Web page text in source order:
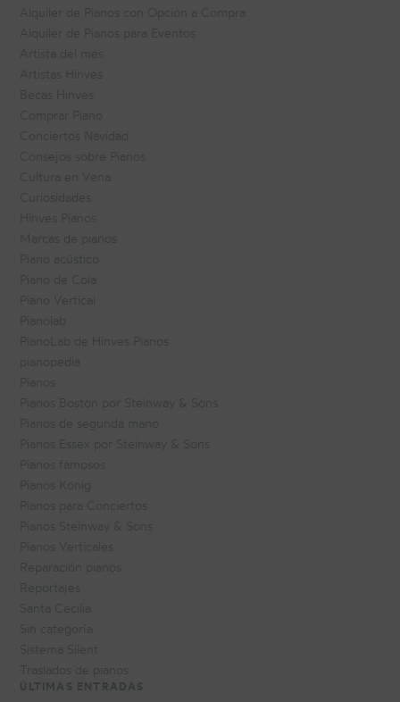
Alquiler de Pianos con Opción a Compra
Alquiler de Pianos para Eventos
Artista del mes
Artistas Hinves
Becas Hinves
Comprar Piano
Conciertos Navidad
Consejos sobre Pianos
Cultura en Vena
Curiosidades
Hinves Pianos
Marcas de pianos
Piano acústico
Piano de Cola
Piano Vertical
Pianolab
PianoLab de Hinves Pianos
pianopedia
Pianos
Pianos Boston por Steinway & Sons
Pianos de segunda mano
Pianos Essex por Steinway & Sons
Pianos famosos
Pianos König
Pianos para Conciertos
Pianos Steinway & Sons
Pianos Verticales
Reparación pianos
Reportajes
Santa Cecilia
Sin categoría
Sistema Silent
Traslados de pianos
ÚLTIMAS ENTRADAS